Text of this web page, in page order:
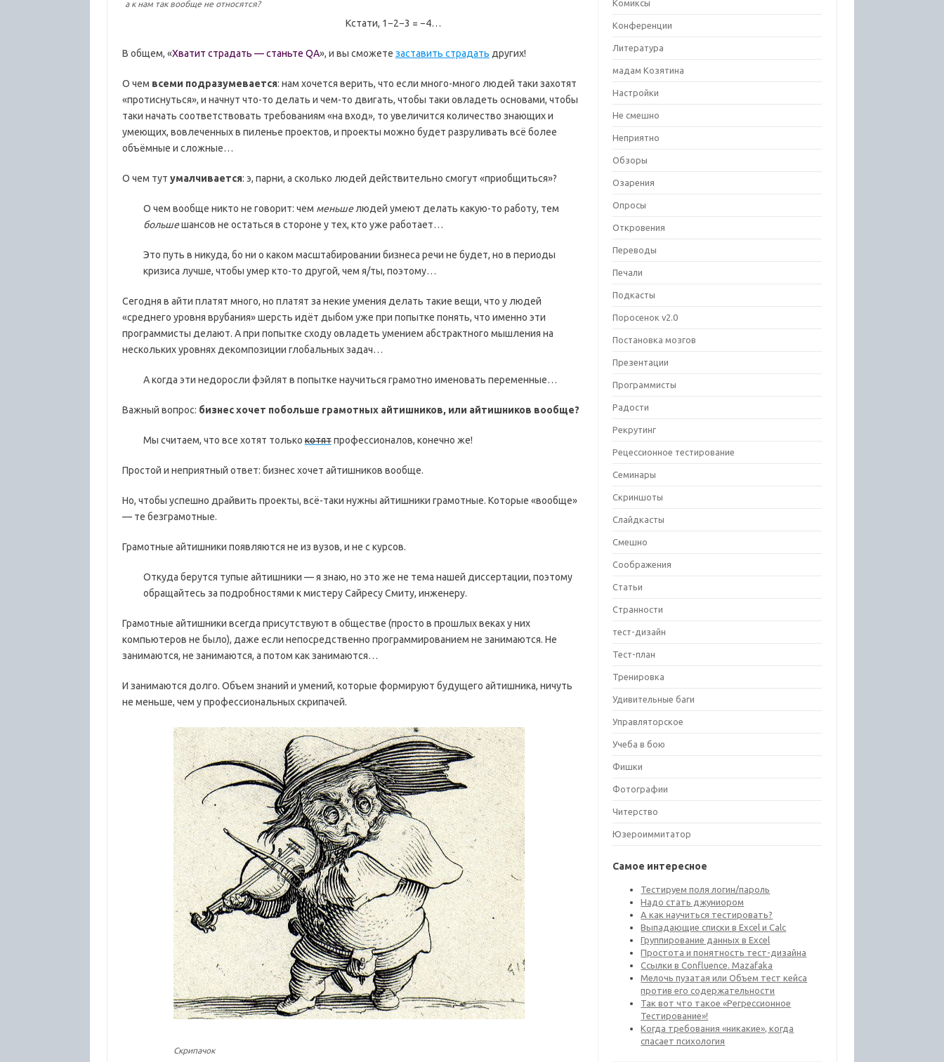
а к нам так вообще не относятся?
Кстати, 1−2−3 = −4…
В общем, «Хватит страдать — станьте QA», и вы сможете заставить страдать других!
О чем всеми подразумевается: нам хочется верить, что если много-много людей таки захотят
«протиснуться», и начнут что-то делать и чем-то двигать, чтобы таки овладеть основами, чтобы
таки начать соответствовать требованиям «на вход», то увеличится количество знающих и
умеющих, вовлеченных в пиленье проектов, и проекты можно будет разруливать всё более
объёмные и сложные…
О чем тут умалчивается: э, парни, а сколько людей действительно смогут «приобщиться»?
О чем вообще никто не говорит: чем меньшелюдей умеют делать какую-то работу, тем
большешансов не остаться в стороне у тех, кто уже работает…
Это путь в никуда, бо ни о каком масштабировании бизнеса речи не будет, но в периоды
кризиса лучше, чтобы умер кто-то другой, чем я/ты, поэтому…
Сегодня в айти платят много, но платят за некие умения делать такие вещи, что у людей
«среднего уровня врубания» шерсть идёт дыбом уже при попытке понять, что именно эти
программисты делают. А при попытке сходу овладеть умением абстрактного мышления на
нескольких уровнях декомпозиции глобальных задач…
А когда эти недоросли фэйлят в попытке научиться грамотно именовать переменные…
Важный вопрос: бизнес хочет побольше грамотных айтишников, или айтишников вообще?
Мы считаем, что все хотят толькокотятпрофессионалов, конечно же!
Простой и неприятный ответ: бизнес хочет айтишников вообще.
Но, чтобы успешно драйвить проекты, всё-таки нужны айтишники грамотные. Которые «вообще»
— те безграмотные.
Грамотные айтишники появляются не из вузов, и не с курсов.
Откуда берутся тупые айтишники — я знаю, но это же не тема нашей диссертации, поэтому
обращайтесь за подробностями к мистеру Сайресу Смиту, инженеру.
Грамотные айтишники всегда присутствуют в обществе (просто в прошлых веках у них
компьютеров не было), даже если непосредственно программированием не занимаются. Не
занимаются, не занимаются, а потом как занимаются…
И занимаются долго. Объем знаний и умений, которые формируют будущего айтишника, ничуть
не меньше, чем у профессиональных скрипачей.
Скрипачок
Комиксы
Конференции
Литература
мадам Козятина
Настройки
Не смешно
Неприятно
Обзоры
Озарения
Опросы
Откровения
Переводы
Печали
Подкасты
Поросенок v2.0
Постановка мозгов
Презентации
Программисты
Радости
Рекрутинг
Рецессионное тестирование
Семинары
Скриншоты
Слайдкасты
Смешно
Соображения
Статьи
Странности
тест-дизайн
Тест-план
Тренировка
Удивительные баги
Управляторское
Учеба в бою
Фишки
Фотографии
Читерство
Юзероиммитатор
Самое интересное